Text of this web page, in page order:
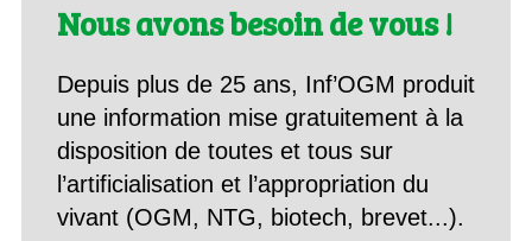
Nous avons besoin de vous !
Depuis plus de 25 ans, Inf’OGM produit
une information mise gratuitement à la
disposition de toutes et tous sur
l’artificialisation et l’appropriation du
vivant (OGM, NTG, biotech, brevet...).